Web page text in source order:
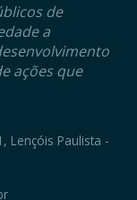
de
a
ações que
Lençóis Paulista -